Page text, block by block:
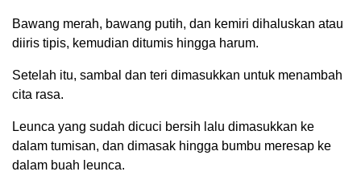
Bawang merah, bawang putih, dan kemiri dihaluskan atau
diiris tipis, kemudian ditumis hingga harum.
Setelah itu, sambal dan teri dimasukkan untuk menambah
cita rasa.
Leunca yang sudah dicuci bersih lalu dimasukkan ke
dalam tumisan, dan dimasak hingga bumbu meresap ke
dalam buah leunca.